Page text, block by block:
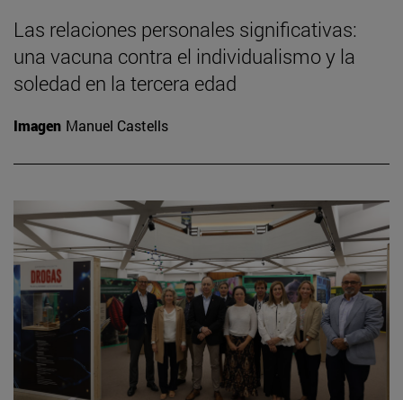
Las relaciones personales significativas:
una vacuna contra el individualismo y la
soledad en la tercera edad
Imagen Manuel Castells